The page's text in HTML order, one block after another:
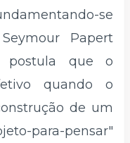
se
Papert
postula que o
quando o
de um
para-pensar"